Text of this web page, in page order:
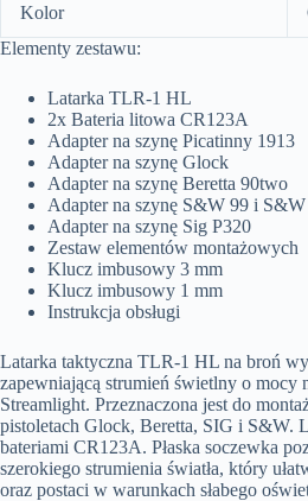
Kolor
Elementy zestawu:
Latarka TLR-1 HL
2x Bateria litowa CR123A
Adapter na szynę Picatinny 1913
Adapter na szynę Glock
Adapter na szynę Beretta 90two
Adapter na szynę S&W 99 i
Adapter na szynę Sig P320
Zestaw elementów montażowych
Klucz imbusowy 3 mm
Klucz imbusowy 1 mm
Instrukcja obsługi
Latarka taktyczna TLR-1 HL na broń
zapewniającą strumień świetlny o mocy
Streamlight. Przeznaczona jest do
pistoletach Glock, Beretta, SIG i S&W.
bateriami CR123A. Płaska soczewka
szerokiego strumienia światła, który
oraz postaci w warunkach słabego